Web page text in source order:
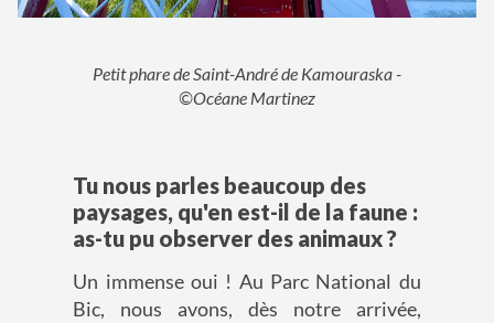
Petit phare de Saint-André de Kamouraska -
©Océane Martinez
Tu nous parles beaucoup des
paysages, qu'en est-il de la faune :
as-tu pu observer des animaux ?
Un immense oui ! Au Parc National du
Bic, nous avons, dès notre arrivée,